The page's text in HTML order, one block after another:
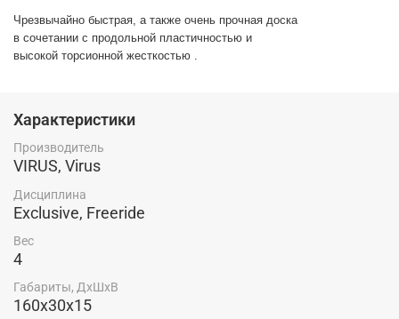
Чрезвычайно быстрая, а также очень прочная доска
в сочетании с продольной пластичностью и
высокой торсионной жесткостью .
Характеристики
Производитель
VIRUS, Virus
Дисциплина
Exclusive, Freeride
Вес
4
Габариты, ДхШхВ
160х30х15